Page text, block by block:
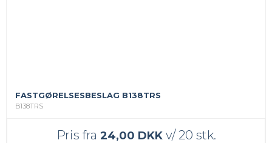
FASTGØRELSESBESLAG B138TRS
B138TRS
Pris fra 24,00 DKKv/ 20 stk.